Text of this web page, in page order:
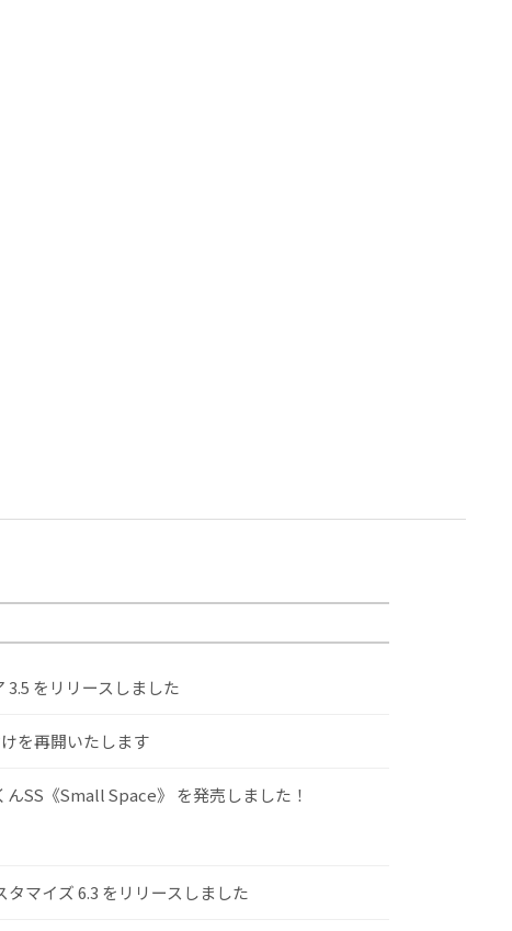
をリリースしました
を再開いたします
んSS《Small Space》 を発売しました！
マイズ 6.3 をリリースしました